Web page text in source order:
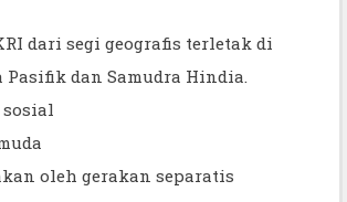
dari segi geografis terletak di
Pasifik dan Samudra Hindia.
sosial
oleh gerakan separatis